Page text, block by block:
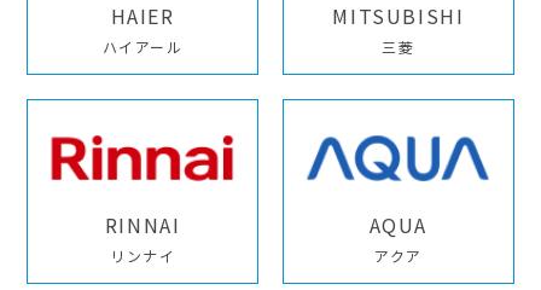
HAIER
ハイアール
MITSUBISHI
三菱
RINNAI
リンナイ
AQUA
アクア